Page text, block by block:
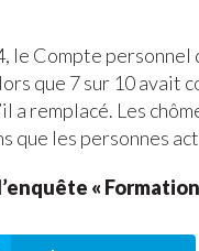
le Compte personnel
que 7 sur 10 avait
a remplacé. Les
que les personnes
«